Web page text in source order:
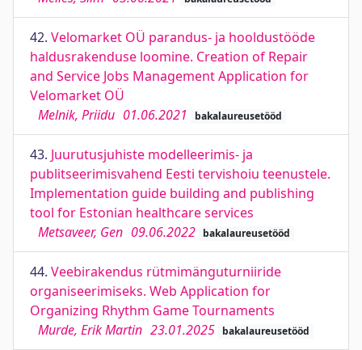
42. Velomarket OÜ parandus- ja hooldustööde
haldusrakenduse loomine. Creation of Repair
and Service Jobs Management Application for
Velomarket OÜ
Melnik, Priidu 01.06.2021 bakalaureusetööd
43. Juurutusjuhiste modelleerimis- ja
publitseerimisvahend Eesti tervishoiu teenustele.
Implementation guide building and publishing
tool for Estonian healthcare services
Metsaveer, Gen 09.06.2022 bakalaureusetööd
44. Veebirakendus rütmimänguturniiride
organiseerimiseks. Web Application for
Organizing Rhythm Game Tournaments
Murde, Erik Martin 23.01.2025 bakalaureusetööd